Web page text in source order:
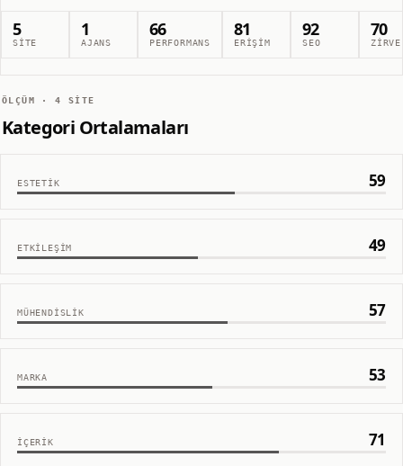
5
SITE
1
AJANS
66
PERFORMANS
81
ERIŞIM
92
SEO
70
ZIRVE
ÖLÇÜM ·4 SITE
Kategori Ortalamaları
ESTETIK 59
ETKILEŞIM 49
MÜHENDISLIK 57
MARKA 53
İÇERIK 71